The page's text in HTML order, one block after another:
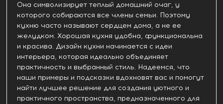
Она символизирует теплый домашний очаг, у
которого собираются все члены семьи. Поэтому
кухню часто называют сердцем дома, а не ее
желудком. Хорошая кухня удобна, функциональна
и красива. Дизайн кухни начинается с идеи
интерьера, которая идеально объединяет
практичность и выбранный стиль. Надеемся, что
наши примеры и подсказки вдохновят вас и помогут
найти лучшее решение для создания уютного и
практичного пространства, предназначенного для